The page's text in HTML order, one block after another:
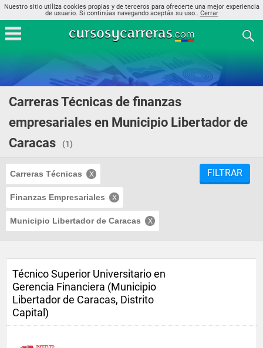
Nuestro sitio utiliza cookies propias y de terceros para ofrecerte una mejor experiencia
de usuario. Si continúas navegando aceptás su uso.. Cerrar
Carreras Técnicas de finanzas
empresariales en Municipio Libertador de
Caracas
(1)
Carreras Técnicas
Finanzas Empresariales
Municipio Libertador de Caracas
FILTRAR
Técnico Superior Universitario en
Gerencia Financiera (Municipio
Libertador de Caracas, Distrito
Capital)